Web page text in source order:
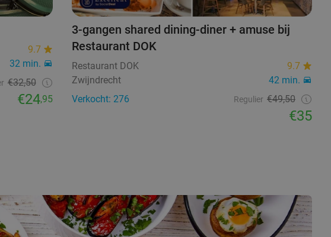
9.7
32 min.
€32,50
€24,95
3-gangen shared dining-diner + amuse bij
Restaurant DOK
Restaurant DOK
9.7
Zwijndrecht
42 min.
Verkocht: 276
Regulier €49,50
€35